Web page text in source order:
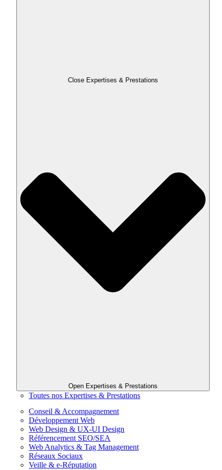
Close Expertises & Prestations
Open Expertises & Prestations
Toutes nos Expertises & Prestations
Conseil & Accompagnement
Développement Web
Web Design & UX-UI Design
Référencement SEO/SEA
Web Analytics & Tag Management
Réseaux Sociaux
Veille & e-Réputation